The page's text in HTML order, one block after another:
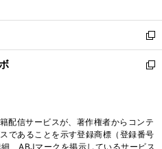
開
く
ウ
で
開
く
ン
ド
ウ
で
ウ
ィ
ン
ド
く
新
し
い
ド
ウ
新
ィ
ン
配信サービスが、著作権者からコンテ
であることを示す登録商標（登録番号
、ABJマークを掲示しているサービス